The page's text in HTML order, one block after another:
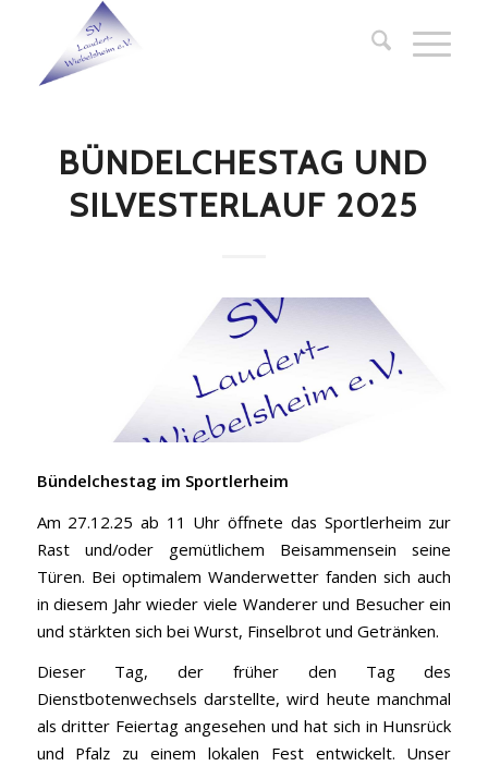
BÜNDELCHESTAG UND
SILVESTERLAUF 2025
Bündelchestag im Sportlerheim
Am 27.12.25 ab 11 Uhr öffnete das Sportlerheim zur
Rast und/oder gemütlichem Beisammensein seine
Türen. Bei optimalem Wanderwetter fanden sich auch
in diesem Jahr wieder viele Wanderer und Besucher ein
und stärkten sich bei Wurst, Finselbrot und Getränken.
Dieser Tag, der früher den Tag des
Dienstbotenwechsels darstellte, wird heute manchmal
als dritter Feiertag angesehen und hat sich in Hunsrück
und Pfalz zu einem lokalen Fest entwickelt. Unser